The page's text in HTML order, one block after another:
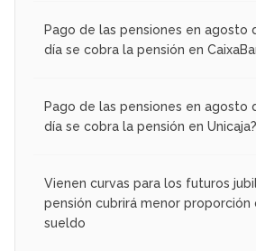
Pago de las pensiones en agosto
día se cobra la pensión en
Pago de las pensiones en agosto
día se cobra la pensión en Unicaja?
Vienen curvas para los futuros
pensión cubrirá menor proporción
sueldo